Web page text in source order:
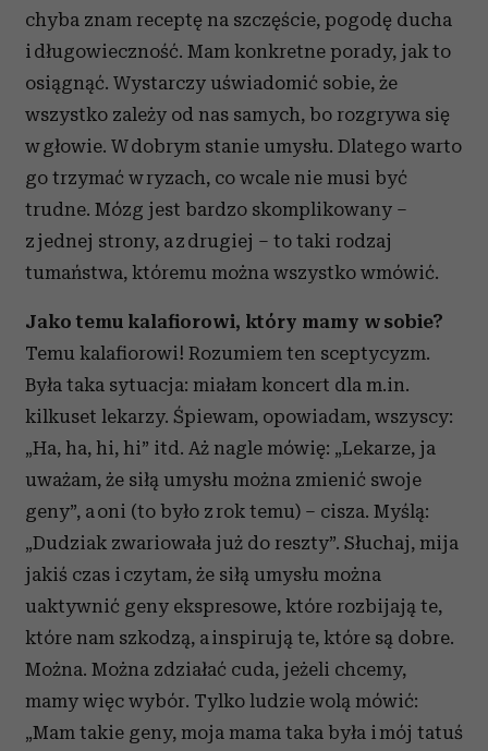
chyba znam receptę na szczęście, pogodę ducha
i długowieczność. Mam konkretne porady, jak to
osiągnąć. Wystarczy uświadomić sobie, że
wszystko zależy od nas samych, bo rozgrywa się
w głowie. W dobrym stanie umysłu. Dlatego warto
go trzymać w ryzach, co wcale nie musi być
trudne. Mózg jest bardzo skomplikowany –
z jednej strony, a z drugiej – to taki rodzaj
tumaństwa, któremu można wszystko wmówić.
Jako temu kalafiorowi, który mamy w sobie?
Temu kalafiorowi! Rozumiem ten sceptycyzm.
Była taka sytuacja: miałam koncert dla m.in.
kilkuset lekarzy. Śpiewam, opowiadam, wszyscy:
„Ha, ha, hi, hi” itd. Aż nagle mówię: „Lekarze, ja
uważam, że siłą umysłu można zmienić swoje
geny”, a oni (to było z rok temu) – cisza. Myślą:
„Dudziak zwariowała już do reszty”. Słuchaj, mija
jakiś czas i czytam, że siłą umysłu można
uaktywnić geny ekspresowe, które rozbijają te,
które nam szkodzą, a inspirują te, które są dobre.
Można. Można zdziałać cuda, jeżeli chcemy,
mamy więc wybór. Tylko ludzie wolą mówić:
„Mam takie geny, moja mama taka była i mój tatuś